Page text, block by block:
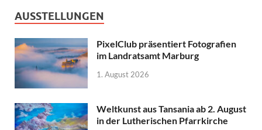
AUSSTELLUNGEN
PixelClub präsentiert Fotografien
im Landratsamt Marburg
1. August 2026
Weltkunst aus Tansania ab 2. August
in der Lutherischen Pfarrkirche